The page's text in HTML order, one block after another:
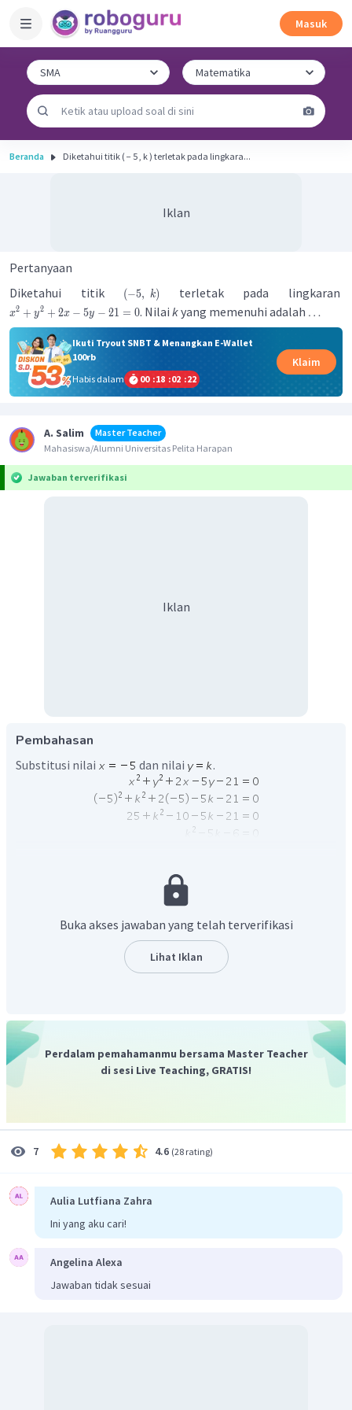
Masuk
Beranda Diketahui titik ( − 5 , k ) terletak pada lingkara...
Iklan
Pertanyaan
Diketahui titik
(−5, k) terletak pada lingkaran
x2 + y2 + 2x − 5y − 21 = 0. Nilai kyang memenuhi adalah …
Ikuti Tryout SNBT & Menangkan E-Wallet
100rb
Habis dalam
00 :18 :02 :22
Klaim
A. Salim
Master Teacher
Mahasiswa/Alumni Universitas Pelita Harapan
Jawaban terverifikasi
Iklan
Pembahasan
Substitusi nilai dan nilai .
Maka, nilai k yang memenuhi adalah k = 6.
Buka akses jawaban yang telah terverifikasi
Lihat Iklan
Perdalam pemahamanmu bersama Master Teacher
di sesi Live Teaching, GRATIS!
7 4.6 (28 rating)
Aulia Lutfiana Zahra
Ini yang aku cari!
Angelina Alexa
Jawaban tidak sesuai